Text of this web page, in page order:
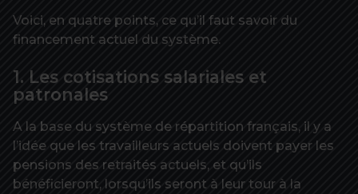
Voici, en quatre points, ce qu’il faut savoir du
financement actuel du système.
1. Les cotisations salariales et
patronales
A la base du système de répartition français, il y a
l’idée que les travailleurs actuels doivent payer les
pensions des retraités actuels, et qu’ils
bénéficieront, lorsqu’ils seront à leur tour à la